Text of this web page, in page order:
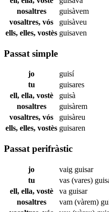
nosaltres
guisàvem
vosaltres, vós
guisàveu
ells, elles, vostès guisaven
Passat simple
jo
guisí
tu
guisares
ell, ella, vostè
guisà
nosaltres
guisàrem
vosaltres, vós
guisàreu
ells, elles, vostès guisaren
Passat perifràstic
jo vaig guisar
tu
vas (vares)
ell, ella, vostè
va guisar
nosaltres
vam (vàrem)